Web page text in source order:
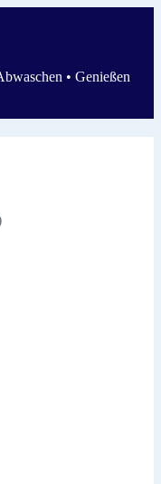
• Genießen